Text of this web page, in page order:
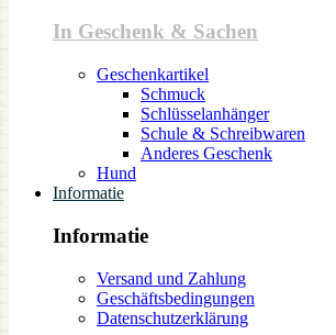
In Geschenk & Sachen
Geschenkartikel
Schmuck
Schlüsselanhänger
Schule & Schreibwaren
Anderes Geschenk
Hund
Informatie
Informatie
Versand und Zahlung
Geschäftsbedingungen
Datenschutzerklärung